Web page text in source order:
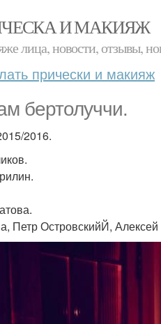
И МАКИЯЖ
лица, новости, отзывы,
прически и макияж
бертолуччи.
2016.
Петр ОстровскийЙ, Алексей